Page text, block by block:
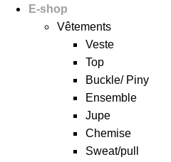
Aller
E-shop
Vêtements
Veste
Top
Buckle/ Piny
Ensemble
Jupe
Chemise
Sweat/pull